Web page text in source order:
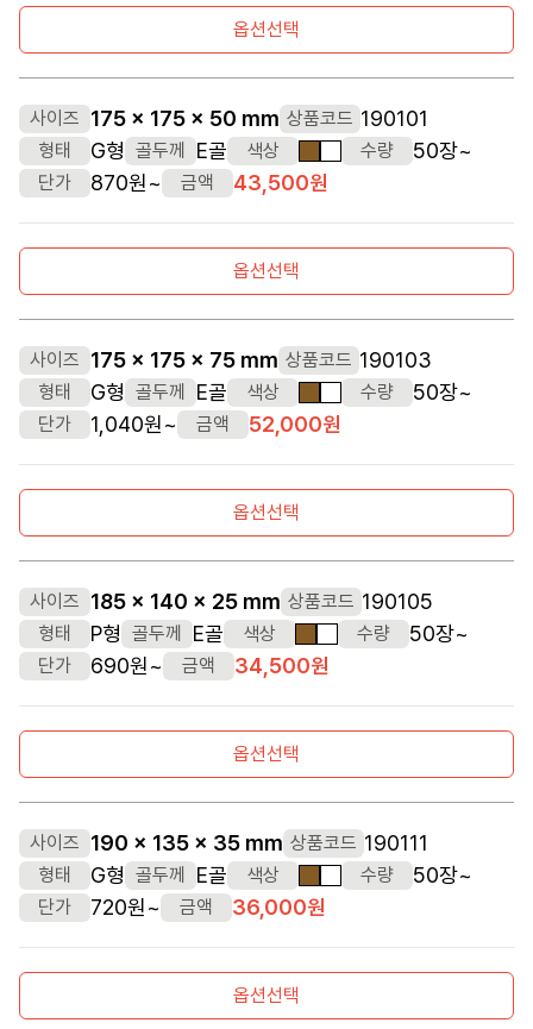
옵션선택
사이즈 175 x 175 x 50 mm 상품코드 190101
형태 G형 골두께 E골 색상 갈색
흰색 수량 50장~
단가 870원~ 금액 43,500원
옵션선택
사이즈 175 x 175 x 75 mm 상품코드 190103
형태 G형 골두께 E골 색상 갈색
흰색 수량 50장~
단가 1,040원~ 금액 52,000원
옵션선택
사이즈 185 x 140 x 25 mm 상품코드 190105
형태 P형 골두께 E골 색상 갈색
흰색 수량 50장~
단가 690원~ 금액 34,500원
옵션선택
사이즈 190 x 135 x 35 mm 상품코드 190111
형태 G형 골두께 E골 색상 갈색
흰색 수량 50장~
단가 720원~ 금액 36,000원
옵션선택